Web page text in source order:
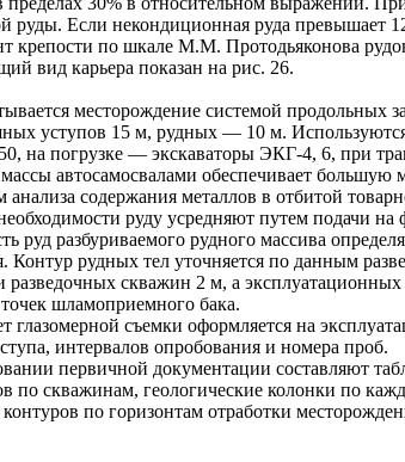
руды. Если некондиционная руда превышает
по шкале М.М. Протодьяконова
вид карьера показан на рис. 26.
месторождение системой
уступов 15 м, рудных — 10 м.
на погрузке — экскаваторы ЭКГ-4, 6, при
автосамосвалами обеспечивает
анализа содержания металлов в отбитой
руду усредняют путем подачи
руд разбуриваемого рудного массива
Контур рудных тел уточняется по данным
разведочных скважин 2 м, а
шламоприемного бака.
глазомерной съемки оформляется на
интервалов опробования и номера проб.
первичной документации составляют
по скважинам, геологические колонки по
по горизонтам отработки